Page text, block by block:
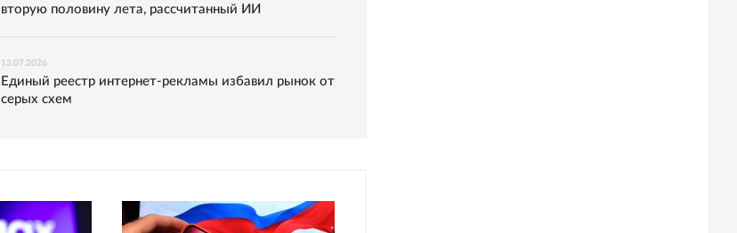
вторую половину лета, рассчитанный ИИ
13.07.2026
Единый реестр интернет-рекламы избавил рынок от
серых схем